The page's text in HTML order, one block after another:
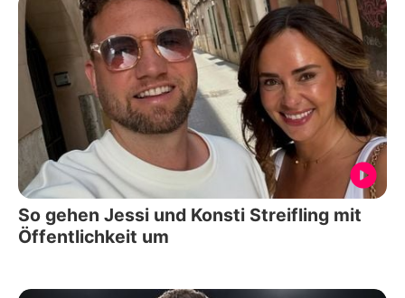
So gehen Jessi und Konsti Streifling mit
Öffentlichkeit um